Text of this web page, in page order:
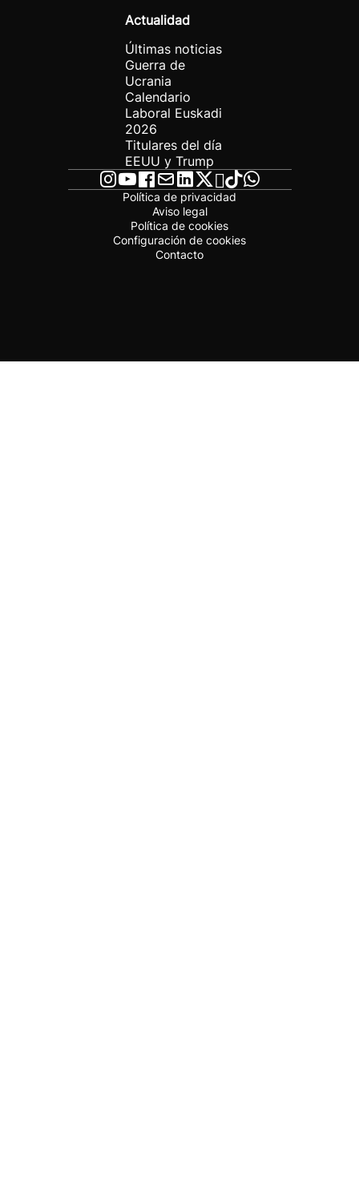
Actualidad
Últimas noticias
Guerra de
Ucrania
Calendario
Laboral Euskadi
2026
Titulares del día
EEUU y Trump
Política de privacidad
Aviso legal
Política de cookies
Configuración de cookies
Contacto